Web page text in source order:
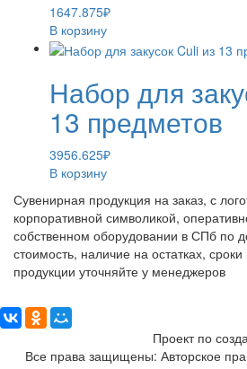
1647.875₽
В корзину
Набор для
13 предметов
3956.625₽
В корзину
Сувенирная продукция на заказ, с
корпоративной символикой,
собственном оборудовании в СПб по
стоимость, наличие на остатках,
продукции уточняйте у менеджеров
Проект по
Все права защищены: Авторское